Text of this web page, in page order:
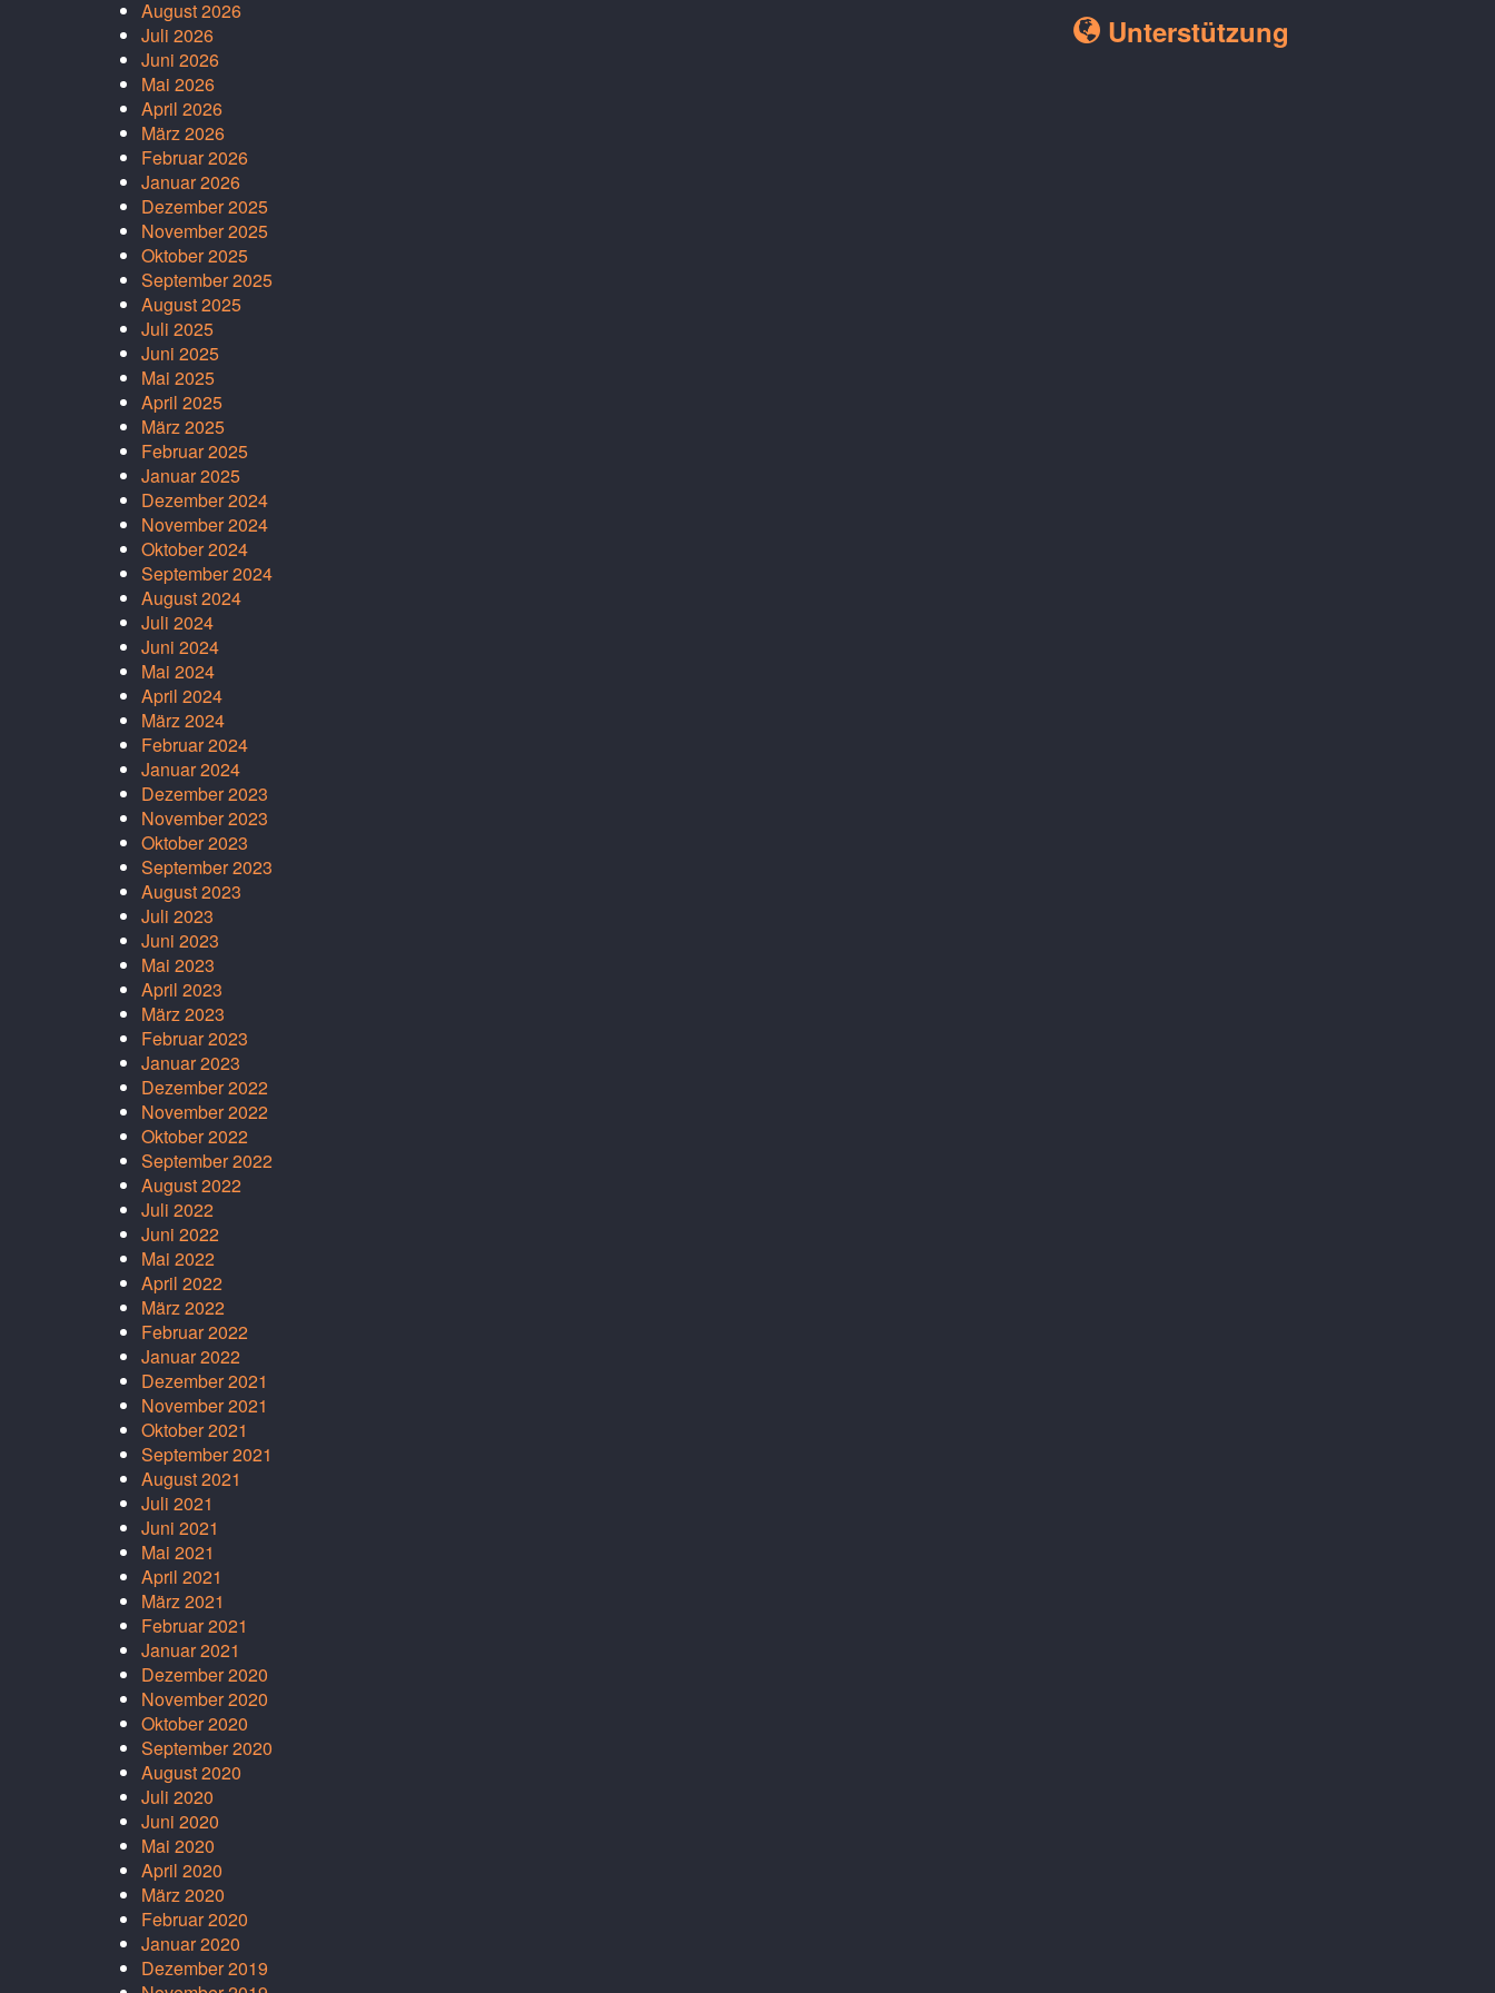
August 2026
Juli 2026
Juni 2026
Mai 2026
April 2026
März 2026
Februar 2026
Januar 2026
Dezember 2025
November 2025
Oktober 2025
September 2025
August 2025
Juli 2025
Juni 2025
Mai 2025
April 2025
März 2025
Februar 2025
Januar 2025
Dezember 2024
November 2024
Oktober 2024
September 2024
August 2024
Juli 2024
Juni 2024
Mai 2024
April 2024
März 2024
Februar 2024
Januar 2024
Dezember 2023
November 2023
Oktober 2023
September 2023
August 2023
Juli 2023
Juni 2023
Mai 2023
April 2023
März 2023
Februar 2023
Januar 2023
Dezember 2022
November 2022
Oktober 2022
September 2022
August 2022
Juli 2022
Juni 2022
Mai 2022
April 2022
März 2022
Februar 2022
Januar 2022
Dezember 2021
November 2021
Oktober 2021
September 2021
August 2021
Juli 2021
Juni 2021
Mai 2021
April 2021
März 2021
Februar 2021
Januar 2021
Dezember 2020
November 2020
Oktober 2020
September 2020
August 2020
Juli 2020
Juni 2020
Mai 2020
April 2020
März 2020
Februar 2020
Januar 2020
Dezember 2019
Unterstützung